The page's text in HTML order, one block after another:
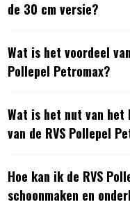
Reinig de Petromax
onderhouden met een
4250435770917:
RVS
4250435770924: RVS
de 30 cm versie?
Wat is het voordeel
Pollepel Petromax?
Wat is het nut van het
van de RVS Pollepel
Hoe kan ik de RVS
schoonmaken en